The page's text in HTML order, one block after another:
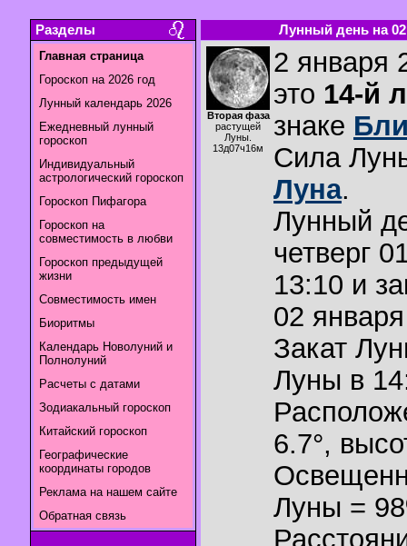
Разделы
Главная страница
Гороскоп на 2026 год
Лунный календарь 2026
Ежедневный лунный
гороскоп
Индивидуальный
астрологический гороскоп
Гороскоп Пифагора
Гороскоп на
совместимость в любви
Гороскоп предыдущей
жизни
Совместимость имен
Биоритмы
Календарь Новолуний и
Полнолуний
Расчеты с датами
Зодиакальный гороскоп
Китайский гороскоп
Географические
координаты городов
Реклама на нашем сайте
Обратная связь
Лунный день на
Вторая фаза
растущей
Луны.
13д07ч16м
2 января
это 14-й
знаке
Сила
Луна.
Лунный
четверг
13:10 и
02
Закат
Луны в
6.7°,
Луны =